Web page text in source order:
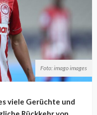
Foto: imago images
viele Gerüchte und